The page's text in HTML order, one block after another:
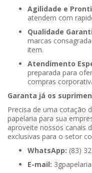
Agilidade e
atendem com
Qualidade
marcas
item.
Atendimento
preparada para
compras
Garanta já os
Precisa de uma cotação
papelaria para sua
aproveite nossos canais
exclusivas para o setor
WhatsApp: (83)
E-mail: